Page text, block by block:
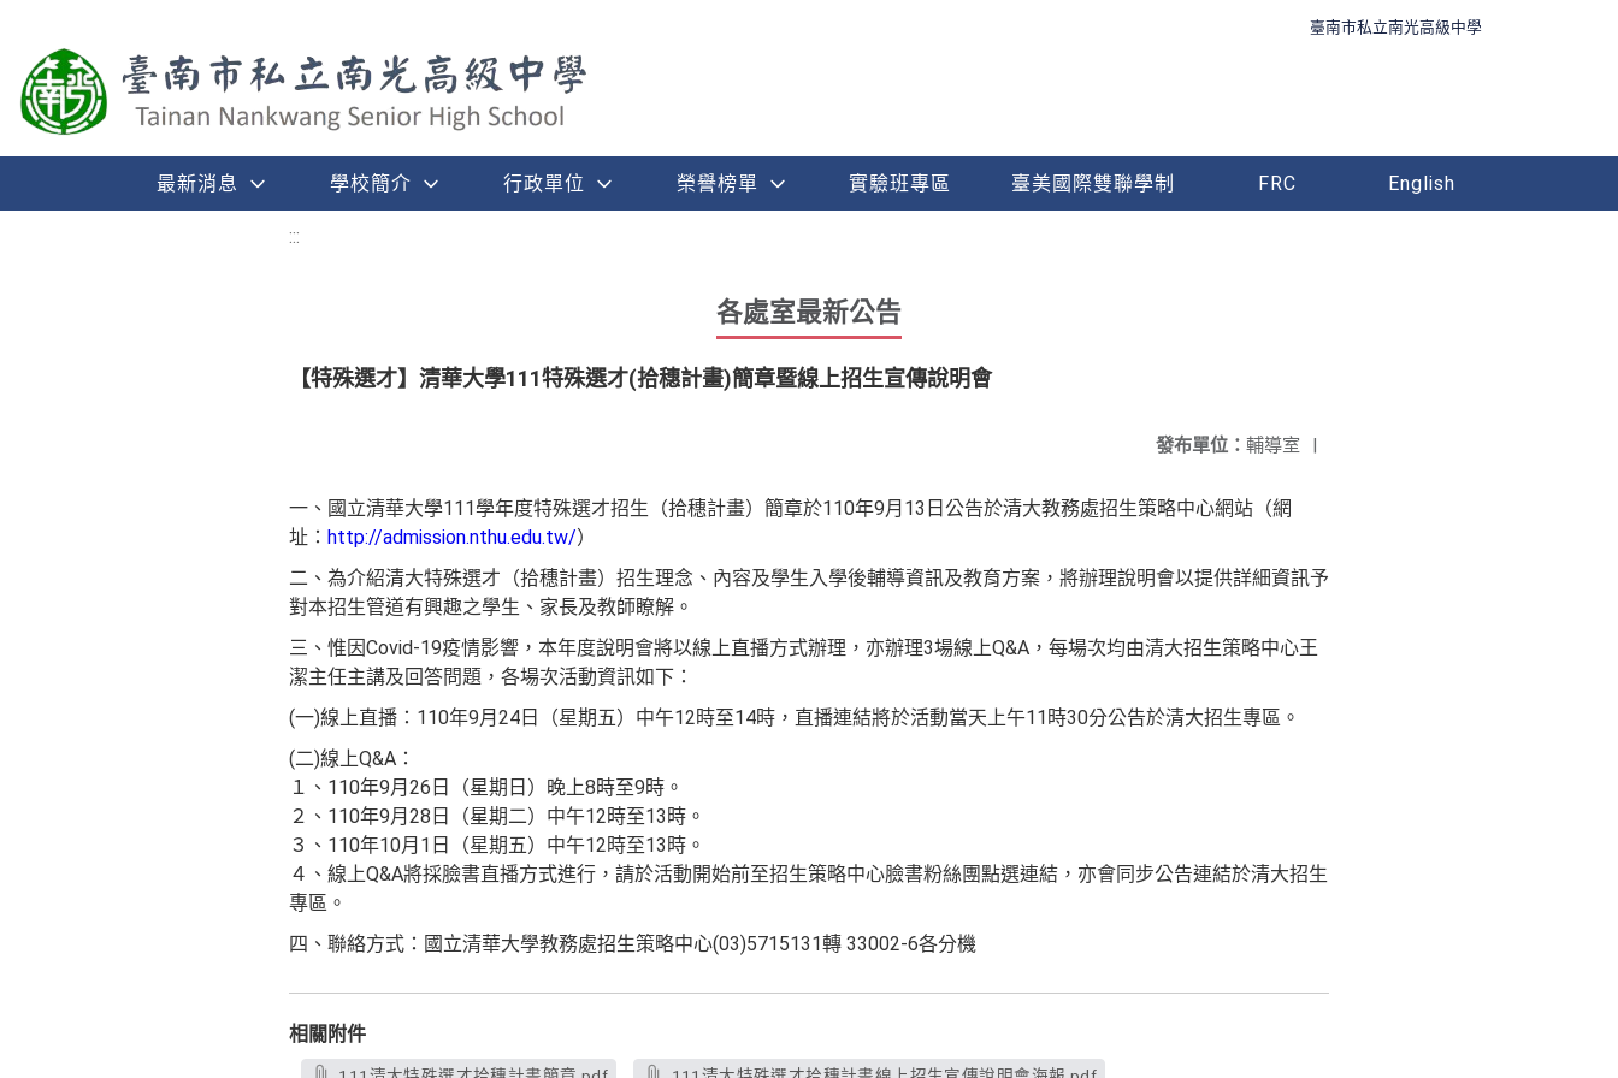
臺南市私立南光高級中學
最新消息 學校簡介 行政單位 榮譽榜單 實驗班專區 臺美國際雙聯學制 FRC English
:::
各處室最新公告
【特殊選才】清華大學111特殊選才(拾穗計畫)簡章暨線上招生宣傳說明會
發布單位： 輔導室 |
一、國立清華大學111學年度特殊選才招生（拾穗計畫）簡章於110年9月13日公告於清大教務處招生策略中心網站（網
址： http://admission.nthu.edu.tw/）
二、為介紹清大特殊選才（拾穗計畫）招生理念、內容及學生入學後輔導資訊及教育方案，將辦理說明會以提供詳細資訊予
對本招生管道有興趣之學生、家長及教師瞭解。
三、惟因Covid-19疫情影響，本年度說明會將以線上直播方式辦理，亦辦理3場線上Q&A，每場次均由清大招生策略中心王
潔主任主講及回答問題，各場次活動資訊如下：
(一)線上直播：110年9月24日（星期五）中午12時至14時，直播連結將於活動當天上午11時30分公告於清大招生專區。
(二)線上Q&A：
１、110年9月26日（星期日）晚上8時至9時。
２、110年9月28日（星期二）中午12時至13時。
３、110年10月1日（星期五）中午12時至13時。
４、線上Q&A將採臉書直播方式進行，請於活動開始前至招生策略中心臉書粉絲團點選連結，亦會同步公告連結於清大招生
專區。
四、聯絡方式：國立清華大學教務處招生策略中心(03)5715131轉 33002-6各分機
相關附件